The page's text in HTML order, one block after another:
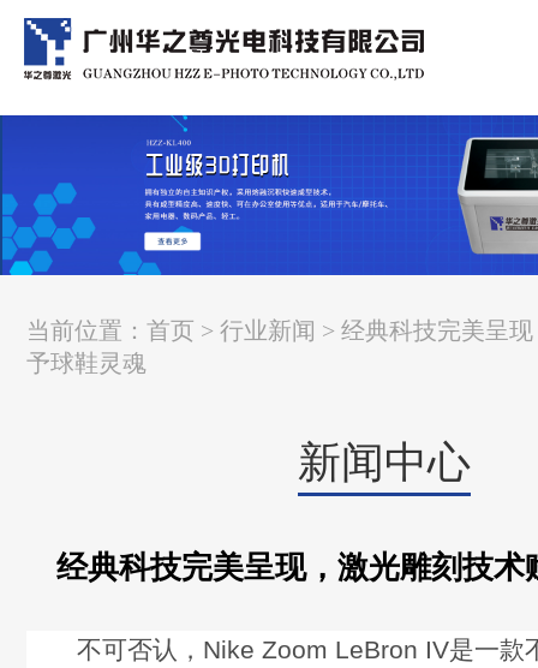
当前位置：首页 >行业新闻 > 经典科技完美呈
予球鞋灵魂
新闻中心
经典科技完美呈现，激光雕刻技术
不可否认，Nike Zoom LeBron IV是一款